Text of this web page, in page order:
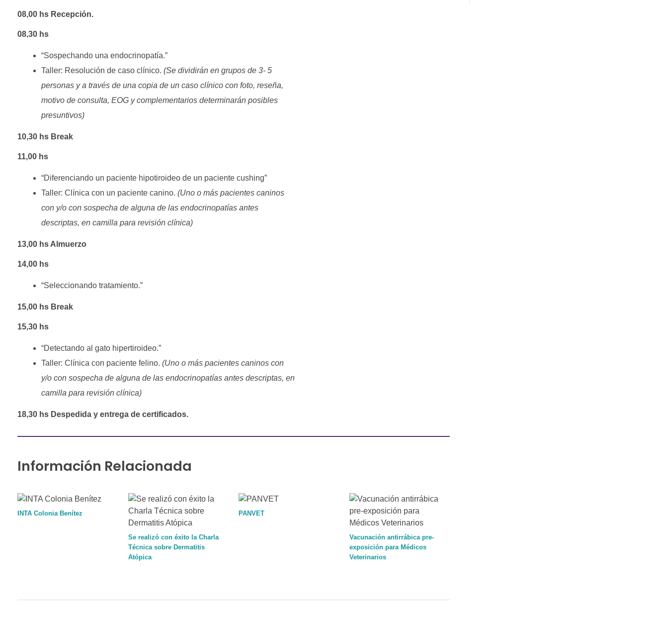
l
o
a
r
í
n
c
o
08,00 hs Recepción.
08,30 hs
“Sospechando una endocrinopatía.”
Taller: Resolución de caso clínico. (Se dividirán en grupos de 3- 5
personas y a través de una copia de un caso clínico con foto, reseña,
motivo de consulta, EOG y complementarios determinarán posibles
presuntivos)
10,30 hs Break
11,00 hs
“Diferenciando un paciente hipotiroideo de un paciente cushing”
Taller: Clínica con un paciente canino. (Uno o más pacientes caninos
con y/o con sospecha de alguna de las endocrinopatías antes
descriptas, en camilla para revisión clínica)
13,00 hs Almuerzo
14,00 hs
“Seleccionando tratamiento.”
15,00 hs Break
15,30 hs
“Detectando al gato hipertiroideo.”
Taller: Clínica con paciente felino. (Uno o más pacientes caninos con
y/o con sospecha de alguna de las endocrinopatías antes descriptas, en
camilla para revisión clínica)
18,30 hs Despedida y entrega de certificados.
Información Relacionada
INTA Colonia Benítez
Se realizó con éxito la Charla
Técnica sobre Dermatitis
Atópica
PANVET
Vacunación antirrábica pre-
exposición para Médicos
Veterinarios